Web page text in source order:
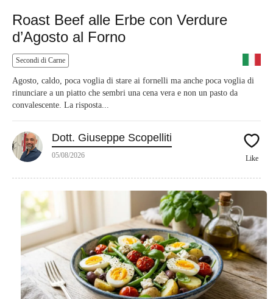
Roast Beef alle Erbe con Verdure
d’Agosto al Forno
Secondi di Carne
Agosto, caldo, poca voglia di stare ai fornelli ma anche poca voglia di
rinunciare a un piatto che sembri una cena vera e non un pasto da
convalescente. La risposta...
Dott. Giuseppe Scopelliti
05/08/2026 Like